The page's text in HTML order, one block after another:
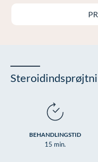
Øre-næse-hals
BEHANDLINGSTID
15 min.